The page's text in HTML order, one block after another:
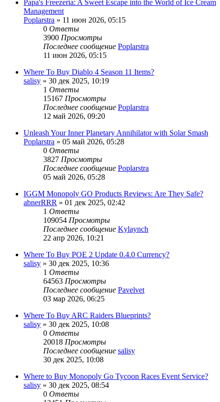
Papa's Freezeria: A Sweet Escape into the World of Ice Cream
Management
Poplarstra » 11 июн 2026, 05:15
0 Ответы
3900 Просмотры
Последнее сообщение Poplarstra
11 июн 2026, 05:15
Where To Buy Diablo 4 Season 11 Items?
salisy » 30 дек 2025, 10:19
1 Ответы
15167 Просмотры
Последнее сообщение Poplarstra
12 май 2026, 09:20
Unleash Your Inner Planetary Annihilator with Solar Smash
Poplarstra » 05 май 2026, 05:28
0 Ответы
3827 Просмотры
Последнее сообщение Poplarstra
05 май 2026, 05:28
IGGM Monopoly GO Products Reviews: Are They Safe?
abnerRRR » 01 дек 2025, 02:42
1 Ответы
109054 Просмотры
Последнее сообщение Kylaynch
22 апр 2026, 10:21
Where To Buy POE 2 Update 0.4.0 Currency?
salisy » 30 дек 2025, 10:36
1 Ответы
64563 Просмотры
Последнее сообщение Pavelvet
03 мар 2026, 06:25
Where To Buy ARC Raiders Blueprints?
salisy » 30 дек 2025, 10:08
0 Ответы
20018 Просмотры
Последнее сообщение salisy
30 дек 2025, 10:08
Where to Buy Monopoly Go Tycoon Races Event Service?
salisy » 30 дек 2025, 08:54
0 Ответы